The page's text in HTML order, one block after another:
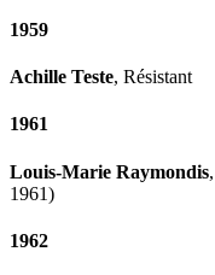
1959
Achille Teste, Résistant
1961
Louis-Marie Raymondis
1961)
1962